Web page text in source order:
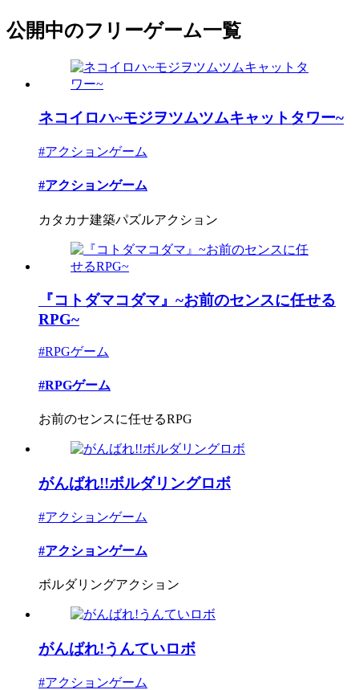
公開中のフリーゲーム一覧
ネコイロハ~モジヲツムツムキャットタワー~
#アクションゲーム
#アクションゲーム
カタカナ建築パズルアクション
『コトダマコダマ』~お前のセンスに任せる
RPG~
#RPGゲーム
#RPGゲーム
お前のセンスに任せるRPG
がんばれ!!ボルダリングロボ
#アクションゲーム
#アクションゲーム
ボルダリングアクション
がんばれ!うんていロボ
#アクションゲーム